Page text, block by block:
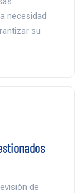
necesidad
su
de